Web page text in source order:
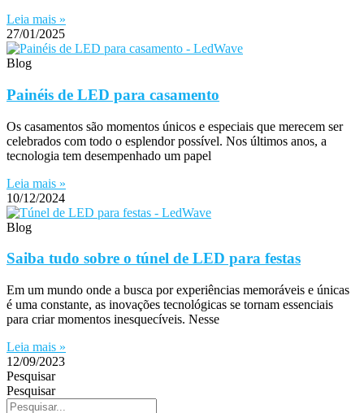
Leia mais »
27/01/2025
Blog
Painéis de LED para casamento
Os casamentos são momentos únicos e especiais que merecem ser
celebrados com todo o esplendor possível. Nos últimos anos, a
tecnologia tem desempenhado um papel
Leia mais »
10/12/2024
Blog
Saiba tudo sobre o túnel de LED para festas
Em um mundo onde a busca por experiências memoráveis e únicas
é uma constante, as inovações tecnológicas se tornam essenciais
para criar momentos inesquecíveis. Nesse
Leia mais »
12/09/2023
Pesquisar
Pesquisar